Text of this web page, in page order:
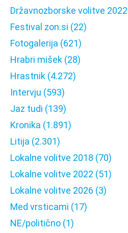
Državnozborske volitve 2022
Festival zon.si (22)
Fotogalerija (621)
Hrabri mišek (28)
Hrastnik (4.272)
Intervju (593)
Jaz tudi (139)
Kronika (1.891)
Litija (2.301)
Lokalne volitve 2018 (70)
Lokalne volitve 2022 (51)
Lokalne volitve 2026 (3)
Med vrsticami (17)
NE/politično (1)